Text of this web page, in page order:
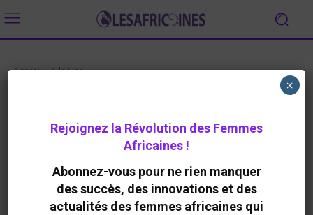
Accueil A la Une
plateforme africaine de soutien
à l’agriculture pour les femmes
rurales
Redaction 24 Octobre 2023 976
Rejoignez la Révolution des Femmes
Africaines !
Abonnez-vous pour ne rien manquer
des succès, des innovations et des
actualités des femmes africaines qui
×